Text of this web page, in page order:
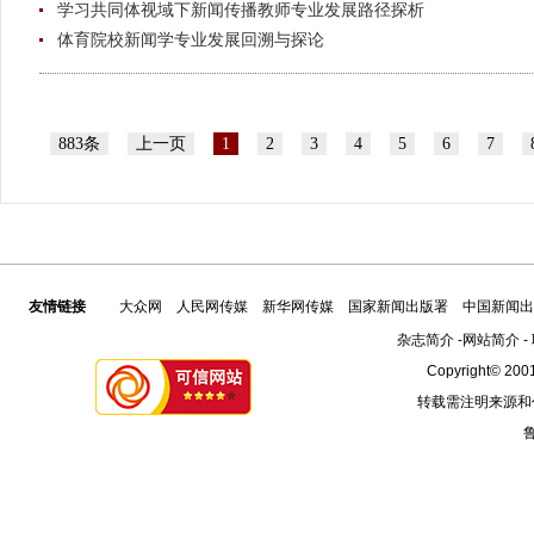
学习共同体视域下新闻传播教师专业发展路径探析
体育院校新闻学专业发展回溯与探论
883条 上一页 1 2 3 4 5 6 7
友情链接 大众网 人民网传媒 新华网传媒 国家新闻出版署
中国新闻
杂志简介-网站简介-
Copyright©
转载需注明来源